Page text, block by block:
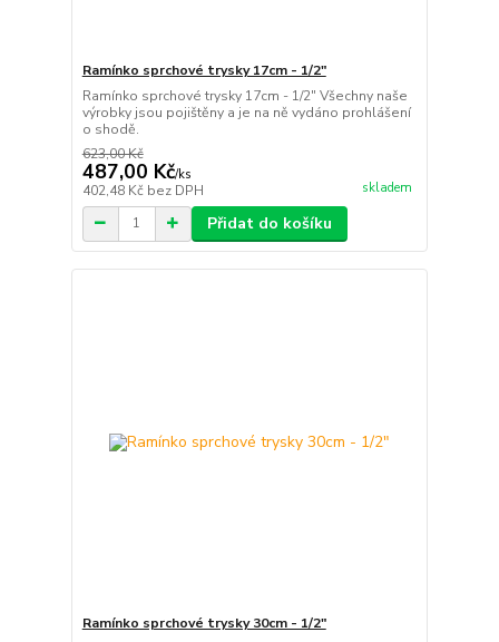
Ramínko sprchové trysky 17cm - 1/2"
Ramínko sprchové trysky 17cm - 1/2" Všechny naše
výrobky jsou pojištěny a je na ně vydáno prohlášení
o shodě.
623,00 Kč
487,00 Kč/ks
402,48 Kč bez DPH skladem
Přidat do košíku
Ramínko sprchové trysky 30cm - 1/2"